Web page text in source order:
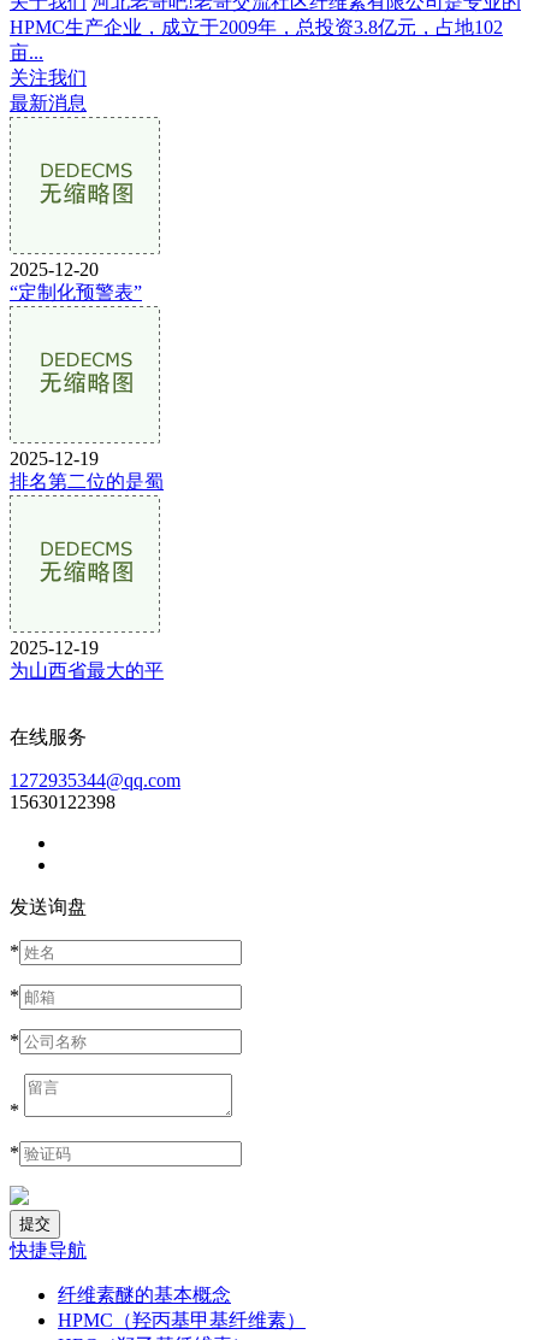
HPMC生产企业，成立于2009年，总投资3.8亿元，占地102
亩...
关注我们
最新消息
2025-12-20
“定制化预警表”
2025-12-19
排名第二位的是蜀
2025-12-19
为山西省最大的平
在线服务
1272935344@qq.com
15630122398
发送询盘
*
*
*
*
*
快捷导航
纤维素醚的基本概念
HPMC（羟丙基甲基纤维素）